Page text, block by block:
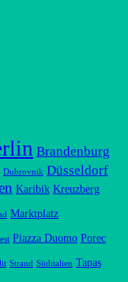
Brandenburg
Dubrovnik Düsseldorf
Karibik Kreuzberg
Marktplatz
Piazza Duomo Porec
Strand Süditalien Tapas